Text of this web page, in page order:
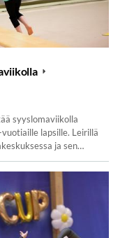
syyslomaviikolla
lapsille. Leirillä
ja sen…